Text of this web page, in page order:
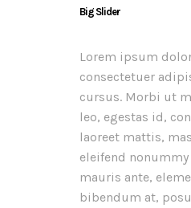
Big Slider
Lorem ipsum
consectetuer
cursus. Morbi ut
leo, egestas id,
laoreet mattis,
eleifend
mauris ante,
bibendum at,